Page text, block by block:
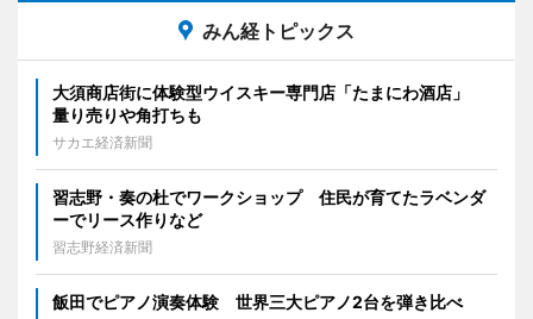
みん経トピックス
大須商店街に体験型ウイスキー専門店「たまにわ酒店」
量り売りや角打ちも
サカエ経済新聞
習志野・奏の杜でワークショップ 住民が育てたラベンダ
ーでリース作りなど
習志野経済新聞
飯田でピアノ演奏体験 世界三大ピアノ2台を弾き比べ